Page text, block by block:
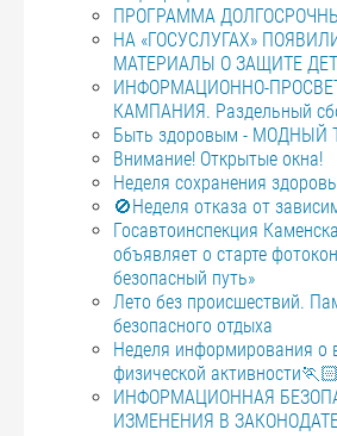
ПРОГРАММА
НА «ГОСУСЛУГАХ»
МАТЕРИАЛЫ О ЗАЩИТЕ
ИНФОРМАЦИОННО-
КАМПАНИЯ. Раздельный
Быть здоровым - МОДНЫЙ
Внимание! Открытые окна!
Неделя сохранения
🚫Неделя отказа от
Госавтоинспекция
объявляет о старте
безопасный путь»
Лето без происшествий.
безопасного отдыха
Неделя информирования о
физической
ИНФОРМАЦИОННАЯ
ИЗМЕНЕНИЯ В